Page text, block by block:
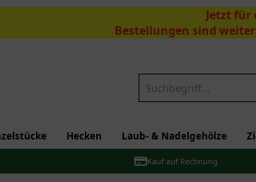
Jetzt für
Bestellungen sind
Hecken Laub- & Nadelgehölze
Kauf auf Rechnung